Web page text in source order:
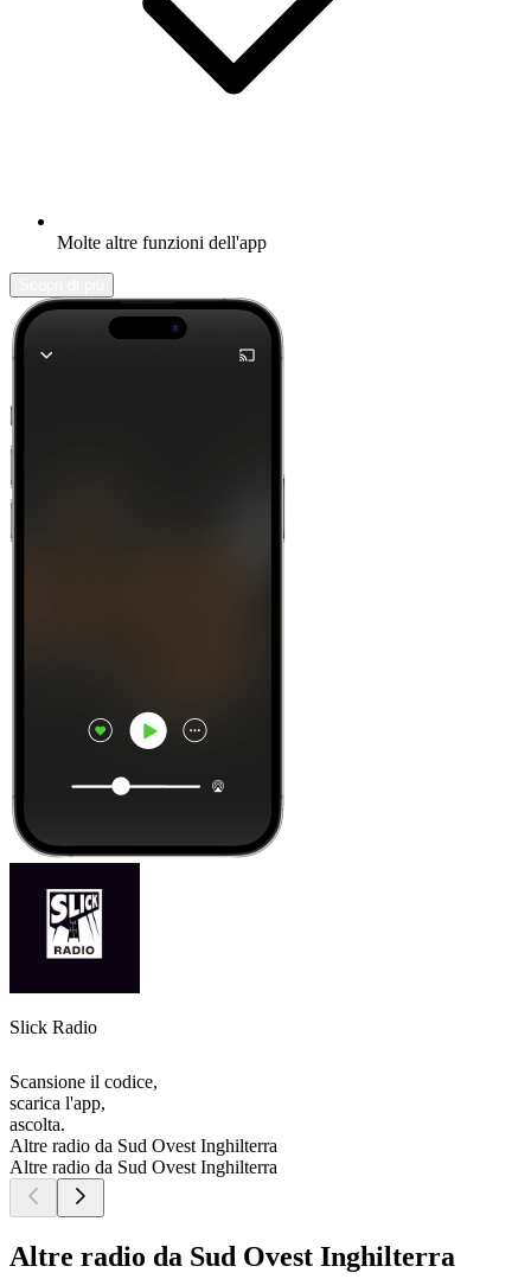
Molte altre funzioni dell'app
Slick Radio
Scansione il codice,
scarica l'app,
ascolta.
Altre radio da Sud Ovest Inghilterra
Altre radio da Sud Ovest Inghilterra
Altre radio da Sud Ovest Inghilterra